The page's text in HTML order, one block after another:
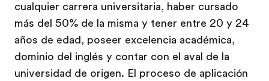
cualquier carrera universitaria, haber cursado
más del 50% de la misma y tener entre 20 y 24
años de edad, poseer excelencia académica,
dominio del inglés y contar con el aval de la
universidad de origen. El proceso de aplicación